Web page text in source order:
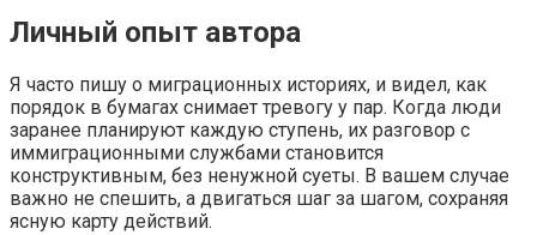
Личный опыт автора
Я часто пишу о миграционных историях, и видел, как
порядок в бумагах снимает тревогу у пар. Когда люди
заранее планируют каждую ступень, их разговор с
иммиграционными службами становится
конструктивным, без ненужной суеты. В вашем случае
важно не спешить, а двигаться шаг за шагом, сохраняя
ясную карту действий.